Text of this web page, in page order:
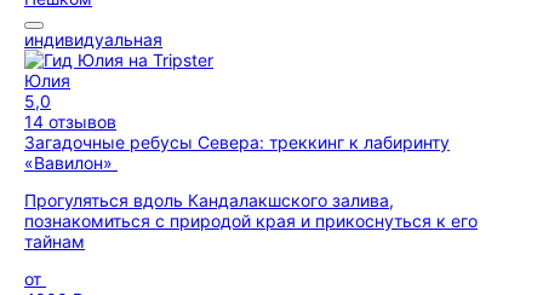
индивидуальная
Юлия
5,0
14 отзывов
Загадочные ребусы Севера: треккинг к лабиринту
«Вавилон»
Прогуляться вдоль Кандалакшского залива,
познакомиться с природой края и прикоснуться к его
тайнам
от